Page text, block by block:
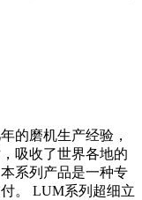
的磨机生产经验，
吸收了世界各地的
系列产品是一种专
。 LUM系列超细立